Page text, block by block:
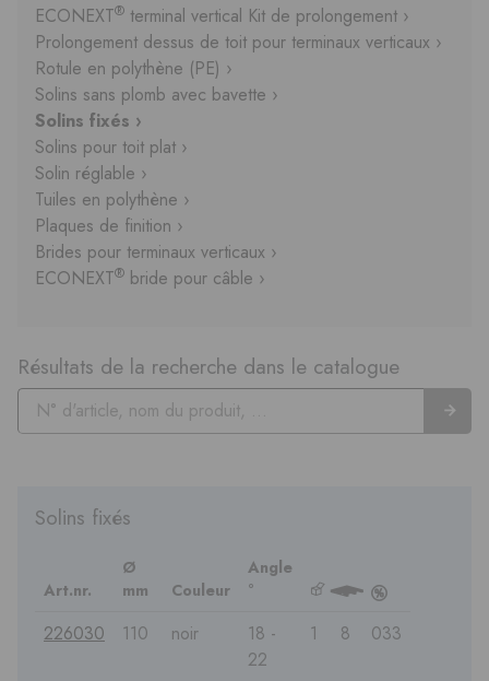
ECONEXT® terminal vertical Kit de prolongement ›
Prolongement dessus de toit pour terminaux verticaux ›
Rotule en polythène (PE) ›
Solins sans plomb avec bavette ›
Solins fixés ›
Solins pour toit plat ›
Solin réglable ›
Tuiles en polythène ›
Plaques de finition ›
Brides pour terminaux verticaux ›
ECONEXT® bride pour câble ›
Résultats de la recherche dans le catalogue
Solins fixés
Art.nr.
Ø
mm
Couleur
Angle
°
b 3 c
226030 110 noir
18 -
22
1 8 033